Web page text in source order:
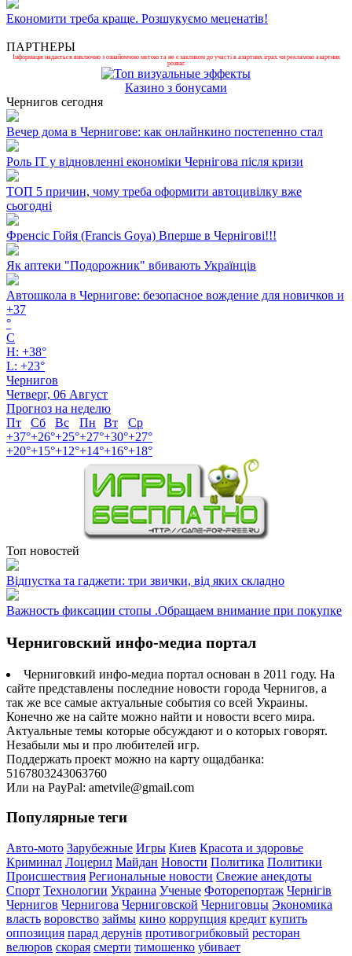
Економити треба краще. Розшукуємо меценатів!
ПАРТНЕРЫ
Інформація надається виключно з ознайомчою метою та не є закликом до участі в азартних іграх чи рекламою азартних
розваг.
Казино з бонусами
Чернигов сегодня
Вечер дома в Чернигове: как онлайнкино постепенно стал
Роль ІТ у відновленні економіки Чернігова після кризи
ТОП 5 причин, чому треба оформити автоцивілку вже
сьогодні
Френсіс Гойя (Francis Goya) Вперше в Чернігові!!!
Як аптеки "Подорожник" вбивають Українців
Автошкола в Чернигове: безопасное вождение для новичков и
+37
°
C
H: +38°
L: +23°
Чернигов
Четверг, 06 Август
Прогноз на неделю
Пт
Сб Вс Пн Вт
Ср
+37°+26°+25°+27°+30°+27°
+20°+15°+12°+14°+16°+18°
Топ новостей
Відпустка та гаджети: три звички, від яких складно
Важность фиксации стопы .Обращаем внимание при покупке
Черниговский инфо-медиа портал
Черниговкий инфо-медиа портал основан в 2011 году. На
сайте представлены последние новости города Чернигов, а
так же все самые актуальные события со всей Украины.
Конечно же на сайте можно найти и новости всего мира.
Актуальные темы которые обсуждают и о которых говорят.
Незабыли мы и про любителей игр.
Поддержать проект можно на карту ощадбанка:
5167803243063760
Или на PayPal: ametvile@gmail.com
Популярные теги
Авто-мото Зарубежные Игры Киев Красота и здоровье
Криминал Лоцерил Майдан Новости Политика Политики
Происшествия Региональные новости Свежие анекдоты
Спорт Технологии Украина Ученые Фоторепортаж Чернігів
Чернигов Чернигова Черниговской Черниговцы Экономика
власть воровство займы кино коррупция кредит купить
оппозиция парад дерунів противогрибковый ресторан
велюров скорая смерти тимошенко убивает